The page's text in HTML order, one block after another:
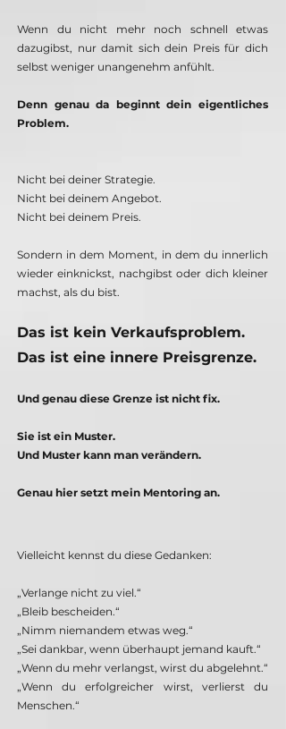
Wenn du nicht mehr noch schnell etwas
dazugibst, nur damit sich dein Preis für dich
selbst weniger unangenehm anfühlt.
Denn genau da beginnt dein eigentliches
Problem.
Nicht bei deiner Strategie.
Nicht bei deinem Angebot.
Nicht bei deinem Preis.
Sondern in dem Moment, in dem du innerlich
wieder einknickst, nachgibst oder dich kleiner
machst, als du bist.
Das ist kein Verkaufsproblem.
Das ist eine innere Preisgrenze.
Und genau diese Grenze ist nicht fix.
Sie ist ein Muster.
Und Muster kann man verändern.
Genau hier setzt mein Mentoring an.
Vielleicht kennst du diese Gedanken:
„Verlange nicht zu viel.“
„Bleib bescheiden.“
„Nimm niemandem etwas weg.“
„Sei dankbar, wenn überhaupt jemand kauft.“
„Wenn du mehr verlangst, wirst du abgelehnt.“
„Wenn du erfolgreicher wirst, verlierst du
Menschen.“